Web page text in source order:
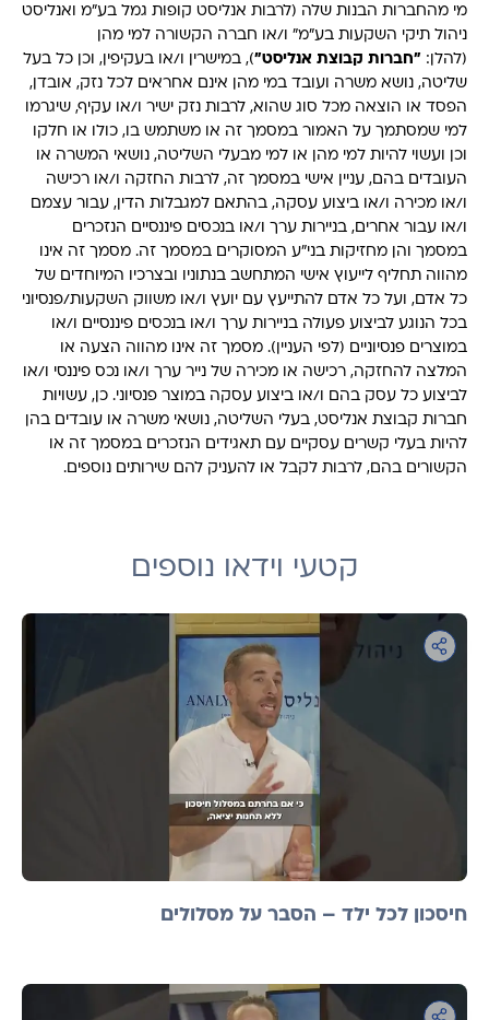
מי מהחברות הבנות שלה (לרבות אנליסט קופות גמל בע"מ ואנליסט
ניהול תיקי השקעות בע"מ" ו/או חברה הקשורה למי מהן
(להלן: "חברות קבוצת אנליסט"), במישרין ו/או בעקיפין, וכן כל בעל
שליטה, נושא משרה ועובד במי מהן אינם אחראים לכל נזק, אובדן,
הפסד או הוצאה מכל סוג שהוא, לרבות נזק ישיר ו/או עקיף, שיגרמו
למי שמסתמך על האמור במסמך זה או משתמש בו, כולו או חלקו
וכן ועשוי להיות למי מהן או למי מבעלי השליטה, נושאי המשרה או
העובדים בהם, עניין אישי במסמך זה, לרבות החזקה ו/או רכישה
ו/או מכירה ו/או ביצוע עסקה, בהתאם למגבלות הדין, עבור עצמם
ו/או עבור אחרים, בניירות ערך ו/או בנכסים פיננסיים הנזכרים
במסמך והן מחזיקות בני"ע המסוקרים במסמך זה. מסמך זה אינו
מהווה תחליף לייעוץ אישי המתחשב בנתוניו ובצרכיו המיוחדים של
כל אדם, ועל כל אדם להתייעץ עם יועץ ו/או משווק השקעות/פנסיוני
בכל הנוגע לביצוע פעולה בניירות ערך ו/או בנכסים פיננסיים ו/או
במוצרים פנסיוניים (לפי העניין). מסמך זה אינו מהווה הצעה או
המלצה להחזקה, רכישה או מכירה של נייר ערך ו/או נכס פיננסי ו/או
לביצוע כל עסק בהם ו/או ביצוע עסקה במוצר פנסיוני. כן, עשויות
חברות קבוצת אנליסט, בעלי השליטה, נושאי משרה או עובדים בהן
להיות בעלי קשרים עסקיים עם תאגידים הנזכרים במסמך זה או
הקשורים בהם, לרבות לקבל או להעניק להם שירותים נוספים.
קטעי וידאו נוספים
חיסכון לכל ילד – הסבר על מסלולים